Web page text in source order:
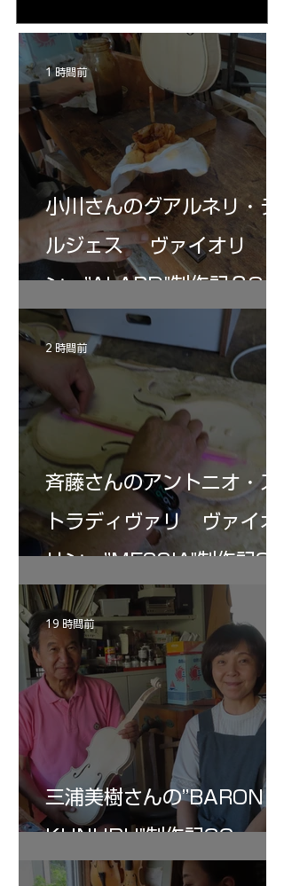
ンタイン、スパイクラヴェンダーオイル，等
等を入れ３ケ月経過、ガーゼで濾し下地ニス
として３回ほど塗る。さらにそれをアルコー
ルで取る。ホワイト状態に戻す。自宅工房で
３０－４０回ニス塗りの手始めとなる・・。
小川さんのグアルネリ・デ
ルジェス ヴァイオリ
ン ”ALARD"制作記３8
1 時間前
斉藤さんのアントニオ・ス
トラディヴァリ ヴァイオ
リン ”MESSIA"制作記34
2 時間前
三浦美樹さんの”BARON・
KUNUPU"制作記32
19 時間前